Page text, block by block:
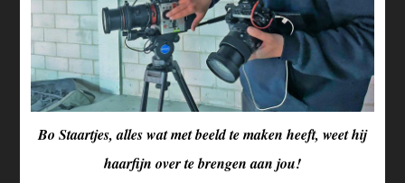
Bo Staartjes, alles wat met beeld te maken heeft, weet hij
haarfijn over te brengen aan jou!